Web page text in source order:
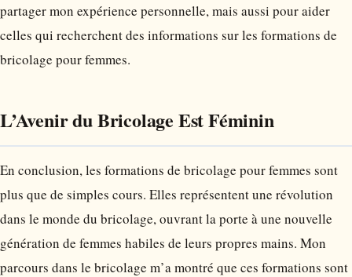
partager mon expérience personnelle, mais aussi pour aider
celles qui recherchent des informations sur les formations de
bricolage pour femmes.
L’Avenir du Bricolage Est Féminin
En conclusion, les formations de bricolage pour femmes sont
plus que de simples cours. Elles représentent une révolution
dans le monde du bricolage, ouvrant la porte à une nouvelle
génération de femmes habiles de leurs propres mains. Mon
parcours dans le bricolage m’a montré que ces formations sont